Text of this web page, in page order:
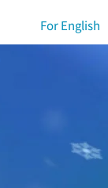
For English